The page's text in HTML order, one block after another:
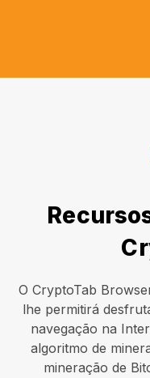
O CryptoTab
lhe permitirá
navegação na
algoritmo de
mineração de